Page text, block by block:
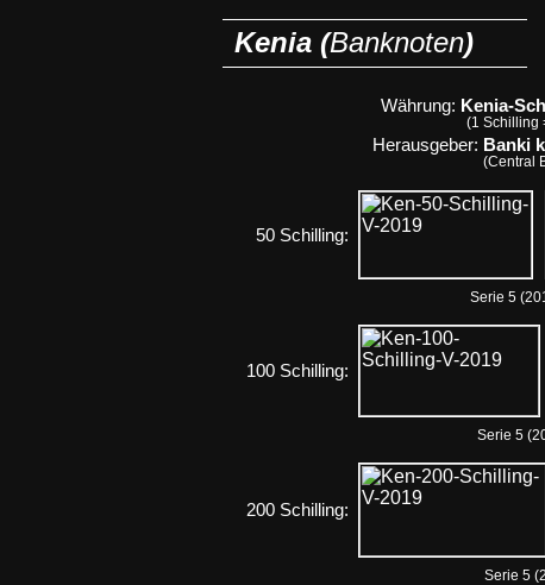
Kenia (Banknoten)
Währung: Kenia-
(1 Schilling
Herausgeber: Banki
(Central
50 Schilling:
Serie 5
100 Schilling:
Serie 5
200 Schilling:
Serie 5